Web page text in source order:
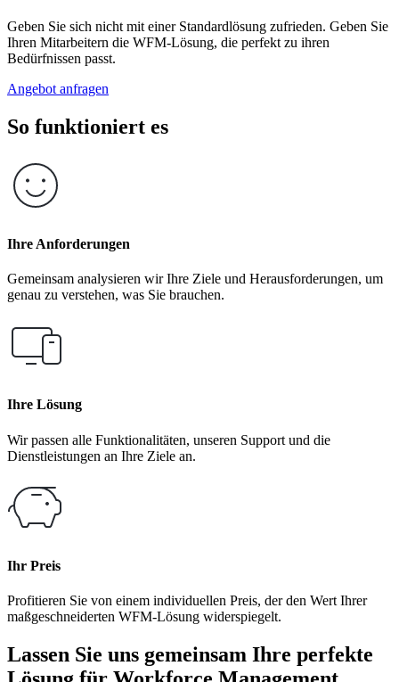
Geben Sie sich nicht mit einer Standardlösung zufrieden. Geben Sie
Ihren Mitarbeitern die WFM-Lösung, die perfekt zu ihren
Bedürfnissen passt.
Angebot anfragen
So funktioniert es
Ihre Anforderungen
Gemeinsam analysieren wir Ihre Ziele und Herausforderungen, um
genau zu verstehen, was Sie brauchen.
Ihre Lösung
Wir passen alle Funktionalitäten, unseren Support und die
Dienstleistungen an Ihre Ziele an.
Ihr Preis
Profitieren Sie von einem individuellen Preis, der den Wert Ihrer
maßgeschneiderten WFM-Lösung widerspiegelt.
Lassen Sie uns gemeinsam Ihre perfekte